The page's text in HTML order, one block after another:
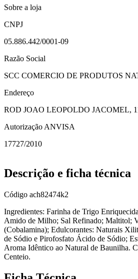
Sobre a loja
CNPJ
05.886.442/0001-09
Razão Social
SCC COMERCIO DE PRODUTOS
Endereço
ROD JOAO LEOPOLDO JACOMEL,
Autorização ANVISA
17727/2010
Descrição e ficha técnica
Código ach82474k2
Ingredientes: Farinha de Trigo
Amido de Milho; Sal Refinado; Maltitol;
(Cobalamina); Edulcorantes: Naturais
de Sódio e Pirofosfato Ácido de Sódio;
Aroma Idêntico ao Natural de Baunilha.
Centeio.